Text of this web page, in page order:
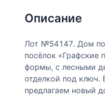
Описание
Лот №54147. Дом
посёлок «Графские
формы, с лесными
отделкой под ключ.
предлагаем новый